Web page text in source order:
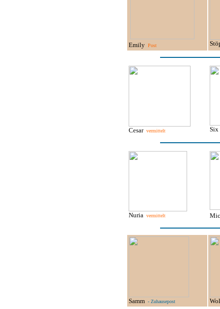
Emily Post
Cesar vermittelt
Nuria vermittelt
Samm - Zuhausepost